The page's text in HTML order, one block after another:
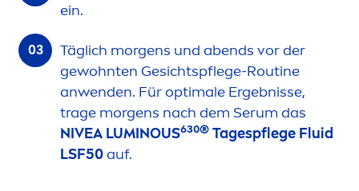
ein.
Täglich morgens und abends vor der
gewohnten Gesichtspflege-Routine
anwenden. Für optimale Ergebnisse,
trage morgens nach dem Serum das
NIVEA LUMINOUS630® Tagespflege Fluid
LSF50auf.